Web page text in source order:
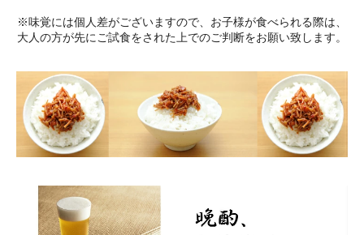
※味覚には個人差がございますので、お子様が食べられる際は、
大人の方が先にご試食をされた上でのご判断をお願い致します。